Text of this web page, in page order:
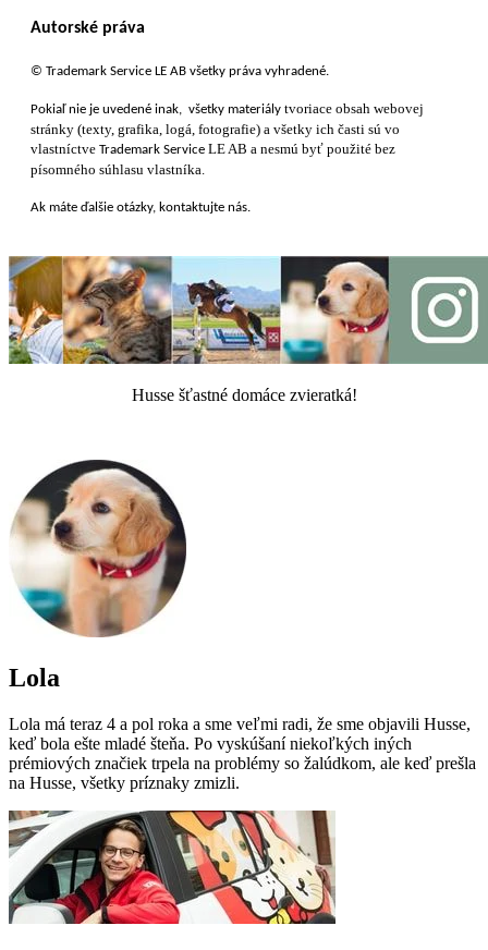
Autorské práva
© Trademark Service LE AB všetky práva vyhradené.
Pokiaľ nie je uvedené ​​inak, všetky materiály tvoriace obsah webovej
stránky (texty, grafika, logá, fotografie) a všetky ich časti sú vo
vlastníctve Trademark Service LE AB a nesmú byť použité bez
písomného súhlasu vlastníka.
Ak máte ďalšie otázky, kontaktujte nás.
Husse šťastné domáce zvieratká!
Lola
Lola má teraz 4 a pol roka a sme veľmi radi, že sme objavili Husse,
keď bola ešte mladé šteňa. Po vyskúšaní niekoľkých iných
prémiových značiek trpela na problémy so žalúdkom, ale keď prešla
na Husse, všetky príznaky zmizli.